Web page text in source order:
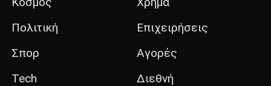
Πολιτική
Σπορ
Tech
Επιχειρήσεις
Αγορές
Διεθνή